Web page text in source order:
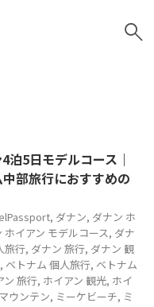
泊5日モデルコース｜
部旅行におすすめの
, ダナン, ダナン ホ
ホイアン モデルコース, ダナ
旅行, ダナン 旅行, ダナン 観
, ベトナム 個人旅行, ベトナム
ン 旅行, ホイアン 観光, ホイ
ウンテン, ミーケビーチ, ミ